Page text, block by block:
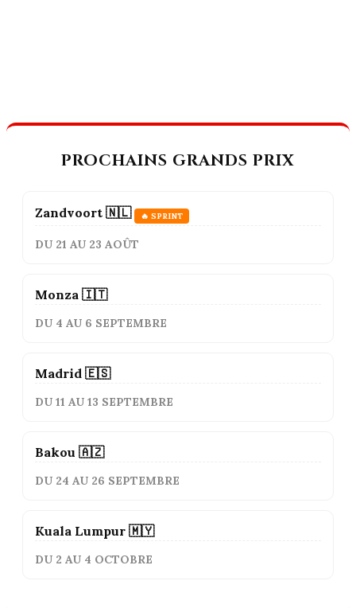
PROCHAINS GRANDS PRIX
Zandvoort 🇳🇱 🔥 SPRINT
DU 21 AU 23 AOÛT
Monza 🇮🇹
DU 4 AU 6 SEPTEMBRE
Madrid 🇪🇸
DU 11 AU 13 SEPTEMBRE
Bakou 🇦🇿
DU 24 AU 26 SEPTEMBRE
Kuala Lumpur 🇲🇾
DU 2 AU 4 OCTOBRE